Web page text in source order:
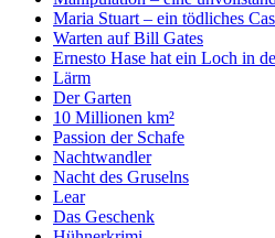
Maria Stuart – ein tödliches
Warten auf Bill Gates
Ernesto Hase hat ein Loch in
Lärm
Der Garten
10 Millionen km²
Passion der Schafe
Nachtwandler
Nacht des Gruselns
Lear
Das Geschenk